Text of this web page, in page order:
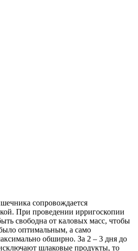
сопровождается
При проведении ирригоскопии
свободна от каловых масс, чтобы
оптимальным, а само
обширно. За 2 – 3 дня до
шлаковые продукты, то